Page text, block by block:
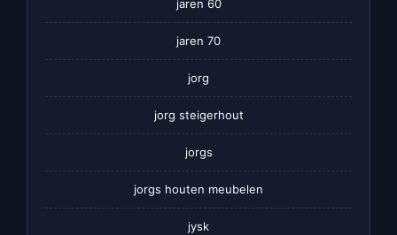
jaren 60
jaren 70
jorg
jorg steigerhout
jorgs
jorgs houten meubelen
jysk